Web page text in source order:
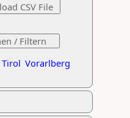
Tirol Vorarlberg